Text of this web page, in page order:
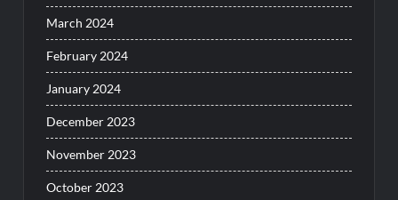
March 2024
February 2024
January 2024
December 2023
November 2023
October 2023